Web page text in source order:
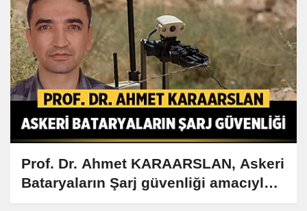
Prof. Dr. Ahmet KARAARSLAN, Askeri
Bataryaların Şarj güvenliği amacıyla
Dönüştürücü kontrolü ve tasarımı